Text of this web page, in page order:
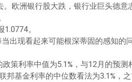
欧洲银行股大跌，银行业巨头德意
。
出现看起来可能根深蒂固的感知的
策利率中值为5.1%，与12月的预测
基金利率的中位数看法为3.1%，